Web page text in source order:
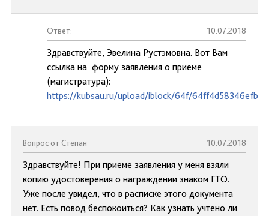
Ответ: 10.07.2018
Здравствуйте, Эвелина Рустэмовна. Вот Вам
ссылка на форму заявления о приеме
(магистратура):
https://kubsau.ru/upload/iblock/64f/
Вопрос от Степан 10.07.2018
Здравствуйте! При приеме заявления у меня взяли
копию удостоверения о награждении знаком ГТО.
Уже после увидел, что в расписке этого документа
нет. Есть повод беспокоиться? Как узнать учтено ли